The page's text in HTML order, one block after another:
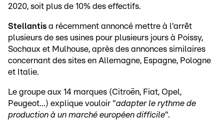
2020, soit plus de 10% des effectifs.
Stellantis a récemment annoncé mettre à l'arrêt
plusieurs de ses usines pour plusieurs jours à Poissy,
Sochaux et Mulhouse, après des annonces similaires
concernant des sites en Allemagne, Espagne, Pologne
et Italie.
Le groupe aux 14 marques (Citroën, Fiat, Opel,
Peugeot...) explique vouloir "adapter le rythme de
production à un marché européen difficile".